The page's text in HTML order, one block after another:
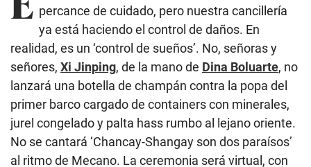
percance de cuidado, pero nuestra cancillería
ya está haciendo el control de daños. En
realidad, es un ‘control de sueños’. No, señoras y
señores, Xi Jinping, de la mano de Dina Boluarte, no
lanzará una botella de champán contra la popa del
primer barco cargado de containers con minerales,
jurel congelado y palta hass rumbo al lejano oriente.
No se cantará ‘Chancay-Shangay son dos paraísos’
al ritmo de Mecano. La ceremonia será virtual, con